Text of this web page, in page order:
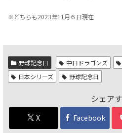
※どちらも2023年11月６日現在
野球記念日 中日ドラゴンズ
日本シリーズ
野球記念日
シェア
X Facebook